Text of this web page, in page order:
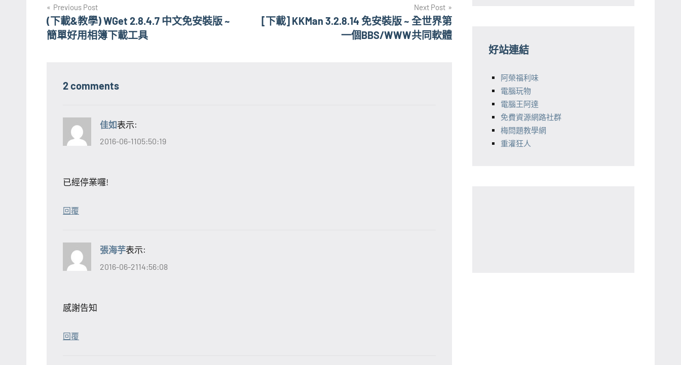
文
章
Previous Post
(下載&教學) WGet 2.8.4.7 中文免安裝版 ~
簡單好用相簿下載工具
Next Post
[下載] KKMan 3.2.8.14 免安裝版 ~ 全世界第
一個BBS/WWW共同軟體
2 comments
佳如表示:
2016-06-1105:50:19
已經停業囉!
回覆
張海芋表示:
2016-06-2114:56:08
感謝告知
回覆
好站連結
阿榮福利味
電腦玩物
電腦王阿達
免費資源網路社群
梅問題教學網
重灌狂人